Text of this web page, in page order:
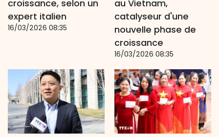
croissance, selon un
expert italien
16/03/2026 08:35
au Vietnam,
catalyseur d'une
nouvelle phase de
croissance
16/03/2026 08:35